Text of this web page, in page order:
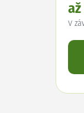
až
V